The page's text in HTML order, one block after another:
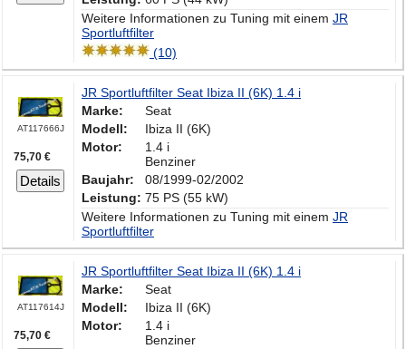
Weitere Informationen zu Tuning mit einem JR
Sportluftfilter
(10)
AT117666J
75,70 €
Details
JR Sportluftfilter Seat Ibiza II (6K) 1.4 i
Marke:
Seat
Modell:
Ibiza II (6K)
Motor:
1.4 i
Benziner
Baujahr:
08/1999-02/2002
Leistung: 75 PS (55 kW)
Weitere Informationen zu Tuning mit einem JR
Sportluftfilter
AT117614J
75,70 €
JR Sportluftfilter Seat Ibiza II (6K) 1.4 i
Marke:
Seat
Modell:
Ibiza II (6K)
Motor:
1.4 i
Benziner